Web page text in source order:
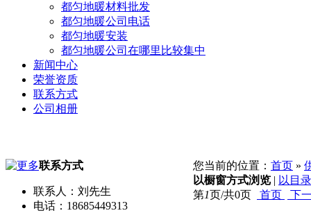
都匀地暖材料批发
都匀地暖公司电话
都匀地暖安装
都匀地暖公司在哪里比较集中
新闻中心
荣誉资质
联系方式
公司相册
联系方式
联系人：刘先生
电话：18685449313
您当前的位置： 首页 »
以橱窗方式浏览 | 以目
第1页/共0页 首页 下